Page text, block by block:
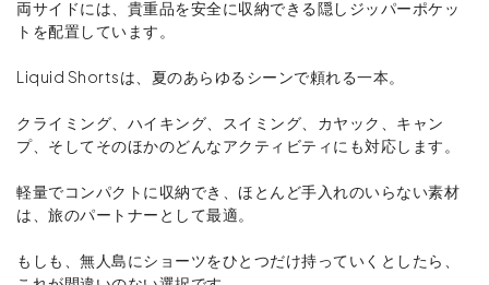
両サイドには、貴重品を安全に収納できる隠しジッパーポケッ
トを配置しています。
Liquid Shortsは、夏のあらゆるシーンで頼れる一本。
クライミング、ハイキング、スイミング、カヤック、キャン
プ、そしてそのほかのどんなアクティビティにも対応します。
軽量でコンパクトに収納でき、ほとんど手入れのいらない素材
は、旅のパートナーとして最適。
もしも、無人島にショーツをひとつだけ持っていくとしたら、